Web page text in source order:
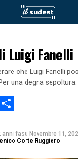
Luigi Fanelli
che Luigi Fanelli
una degna sepoltura.
Condividi
anni fasu Novembre 11,
Corte Ruggiero